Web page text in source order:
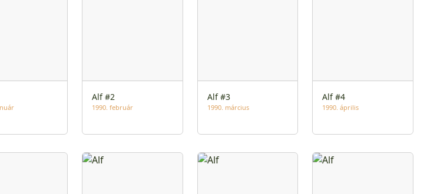
Alf #2
1990. február
Alf #3
1990. március
Alf #4
1990. április